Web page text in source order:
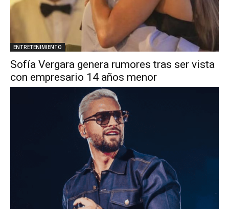
ENTRETENIMIENTO
Sofía Vergara genera rumores tras ser vista
con empresario 14 años menor